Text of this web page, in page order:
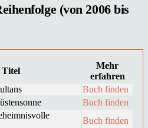
(von 2006 bis
Titel
Mehr
erfahren
Buch finden
Buch finden
Buch finden